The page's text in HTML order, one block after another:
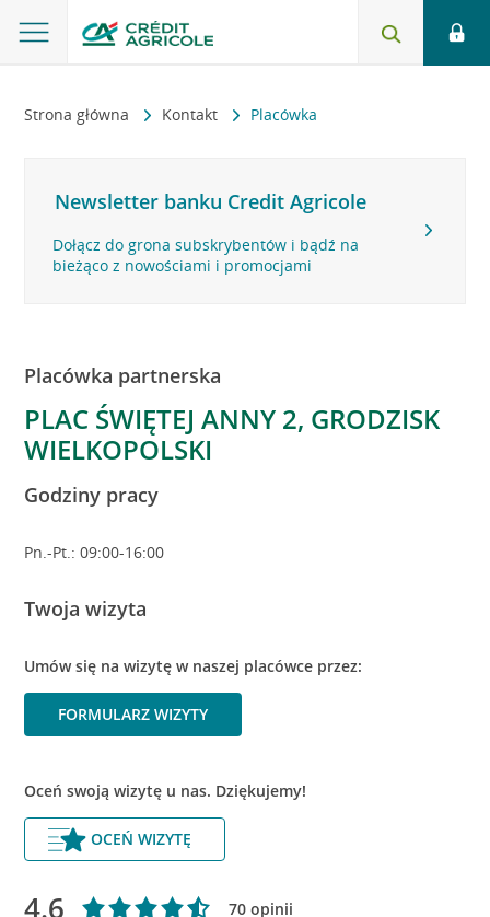
Strona główna Kontakt Placówka
Newsletter banku Credit Agricole
Dołącz do grona subskrybentów i bądź na
bieżąco z nowościami i promocjami
Placówka partnerska
PLAC ŚWIĘTEJ ANNY 2, GRODZISK
WIELKOPOLSKI
Godziny pracy
Pn.-Pt.: 09:00-16:00
Twoja wizyta
Umów się na wizytę w naszej placówce przez:
FORMULARZ WIZYTY
Oceń swoją wizytę u nas. Dziękujemy!
OCEŃ WIZYTĘ
4.6
70 opinii